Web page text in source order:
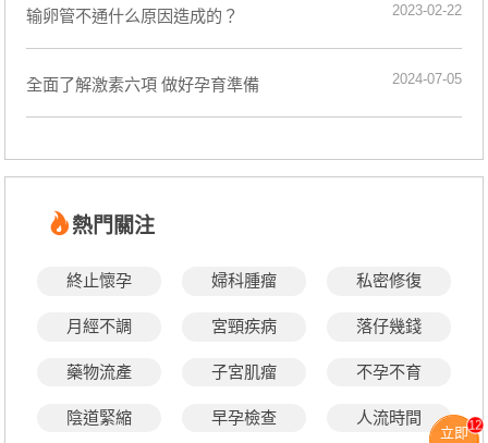
输卵管不通什么原因造成的？ 2023-02-22
全面了解激素六項 做好孕育準備 2024-07-05
熱門關注
終止懷孕 婦科腫瘤 私密修復
月經不調 宮頸疾病 落仔幾錢
藥物流產 子宮肌瘤 不孕不育
陰道緊縮 早孕檢查 人流時間
立即12